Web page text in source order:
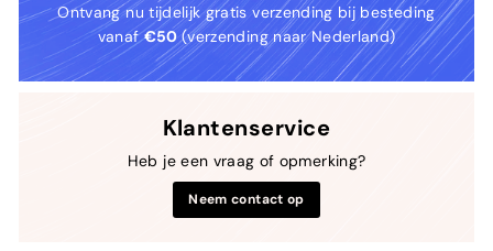
Ontvang nu tijdelijk gratis verzending bij besteding
vanaf€50(verzending naar Nederland)
Klantenservice
Heb je een vraag of opmerking?
Neem contact op